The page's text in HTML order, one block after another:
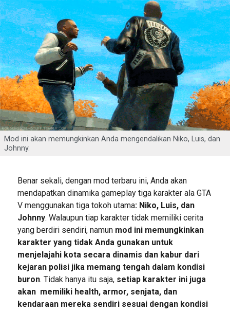
Mod ini akan memungkinkan Anda mengendalikan Niko, Luis, dan
Johnny.
Benar sekali, dengan mod terbaru ini, Anda akan
mendapatkan dinamika gameplay tiga karakter ala GTA
V menggunakan tiga tokoh utama: Niko, Luis, dan
Johnny. Walaupun tiap karakter tidak memiliki cerita
yang berdiri sendiri, namun mod ini memungkinkan
karakter yang tidak Anda gunakan untuk
menjelajahi kota secara dinamis dan kabur dari
kejaran polisi jika memang tengah dalam kondisi
buron. Tidak hanya itu saja,setiap karakter ini juga
akan memiliki health, armor, senjata, dan
kendaraan mereka sendiri sesuai dengan kondisi